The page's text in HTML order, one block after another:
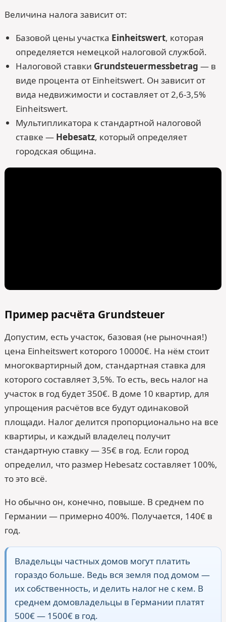
Величина налога зависит от:
Базовой цены участка Einheitswert, которая
определяется немецкой налоговой службой.
Налоговой ставки Grundsteuermessbetrag — в
виде процента от Einheitswert. Он зависит от
вида недвижимости и составляет от 2,6-3,5%
Einheitswert.
Мультипликатора к стандартной налоговой
ставке — Hebesatz, который определяет
городская община.
Пример расчёта Grundsteuer
Допустим, есть участок, базовая (не рыночная!)
цена Einheitswert которого 10000€. На нём стоит
многоквартирный дом, стандартная ставка для
которого составляет 3,5%. То есть, весь налог на
участок в год будет 350€. В доме 10 квартир, для
упрощения расчётов все будут одинаковой
площади. Налог делится пропорционально на все
квартиры, и каждый владелец получит
стандартную ставку — 35€ в год. Если город
определил, что размер Hebesatz составляет 100%,
то это всё.
Но обычно он, конечно, повыше. В среднем по
Германии — примерно 400%. Получается, 140€ в
год.
Владельцы частных домов могут платить
гораздо больше. Ведь вся земля под домом —
их собственность, и делить налог не с кем. В
среднем домовладельцы в Германии платят
500€ — 1500€ в год.